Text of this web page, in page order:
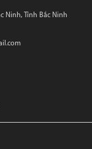
Ninh, Tỉnh Bắc Ninh